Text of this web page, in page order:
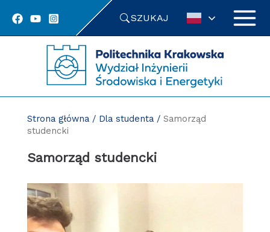
SZUKAJ
Strona główna/ Dla studenta/ Samorząd
studencki
Samorząd studencki